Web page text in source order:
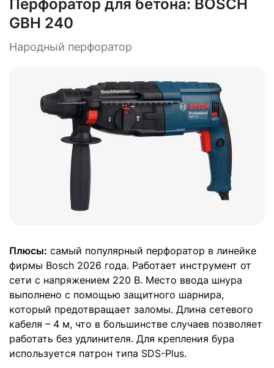
Перфоратор для бетона: BOSCH
GBH 240
Народный перфоратор
Плюсы: самый популярный перфоратор в линейке
фирмы Bosch 2026 года. Работает инструмент от
сети с напряжением 220 В. Место ввода шнура
выполнено с помощью защитного шарнира,
который предотвращает заломы. Длина сетевого
кабеля – 4 м, что в большинстве случаев позволяет
работать без удлинителя. Для крепления бура
используется патрон типа SDS-Plus.